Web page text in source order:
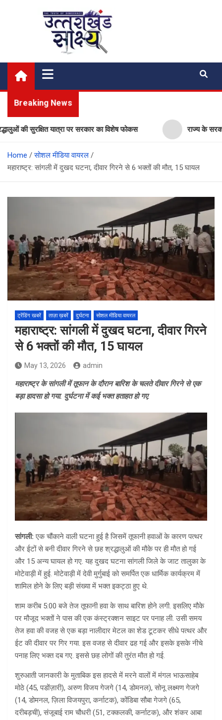
Uttarakhand Shakshya
My News Portal
Breaking News
सुरक्षित यात्रा पर सरकार का विशेष फोकस राज्य के सरकारी स्कूलों
Home
सोशल मीडिया वायरल
महाराष्ट्र: सांगली में दुखद घटना, दीवार गिरने से 6 भक्तों की मौत, 15 घायल
ट्रेंडिंग खबरें ताज़ा ख़बरें दुर्घटना सोशल मीडिया वायरल
महाराष्ट्र: सांगली में दुखद घटना, दीवार गिरने
से 6 भक्तों की मौत, 15 घायल
May 13, 2026 admin
महाराष्ट्र के सांगली में तूफान के दौरान बारिश के चलते दीवार गिरने से एक
बड़ा हादसा हो गया. दुर्घटना में कई भक्त हताहत हो गए.
सांगली: एक चौंकाने वाली घटना हुई है जिसमें तूफानी हवाओं के कारण पत्थर
और ईटों से बनी दीवार गिरने से छह श्रद्धालुओं की मौके पर ही मौत हो गई
और 15 अन्य घायल हो गए. यह दुखद घटना सांगली जिले के जाट तालुका के
मोटेवाड़ी में हुई. मोटेवाड़ी में देवी मुर्गुबाई को समर्पित एक धार्मिक कार्यक्रम में
शामिल होने के लिए बड़ी संख्या में भक्त इकट्ठा हुए थे.
शाम करीब 5:00 बजे तेज तूफानी हवा के साथ बारिश होने लगी. इसलिए मौके
पर मौजूद भक्तों ने पास की एक कंस्ट्रक्शन साइट पर पनाह ली. उसी समय
तेज हवा की वजह से एक बड़ा नालीदार मेटल का शेड टूटकर सीधे पत्थर और
ईट की दीवार पर गिर गया. इस वजह से दीवार ढह गई और इसके इसके नीचे
पनाह लिए भक्त दब गए. इससे छह लोगों की तुरंत मौत हो गई.
शुरुआती जानकारी के मुताबिक इस हादसे में मरने वालों में मंगल भाऊसाहेब
मोठे (45, पडोंज़ारी), अरुण विजय गेजगे (14, डोमनल), सोनू लक्ष्मण गेजगे
(14, डोमनल, ज़िला विजयपुरा, कर्नाटक), कोंडिबा सौबा गेजगे (65,
दरीबड़ची), संजूबाई राम चौधरी (51, टक्कलकी, कर्नाटक), और शंकर आबा